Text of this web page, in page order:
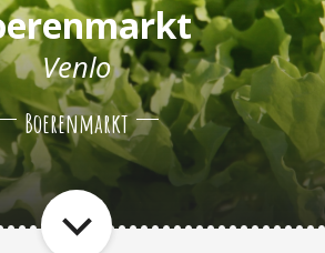
Venlo
Boerenmarkt